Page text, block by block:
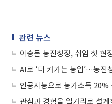
관련 뉴스
관심과 경험을 일거리로 설계